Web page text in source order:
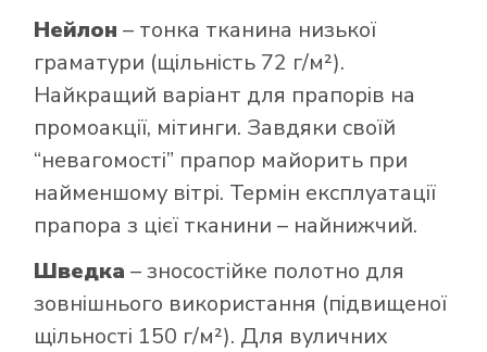
Нейлон – тонка тканина низької
граматури (щільність 72 г/м²).
Найкращий варіант для прапорів на
промоакції, мітинги. Завдяки своїй
“невагомості” прапор майорить при
найменшому вітрі. Термін експлуатації
прапора з цієї тканини – найнижчий.
Шведка – зносостійке полотно для
зовнішнього використання (підвищеної
щільності 150 г/м²). Для вуличних